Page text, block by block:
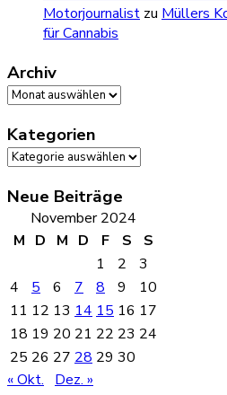
Motorjournalist zu Müllers
für Cannabis
Archiv
Archiv
Kategorien
Kategorien
Neue Beiträge
November 2024
M D M D F S
S
1
2
3
4
5 6 7 8 9
10
11 12 13 14 15 16 17
18 19 20 21 22 23 24
25 26 27 28 29 30
« Okt.
Dez. »